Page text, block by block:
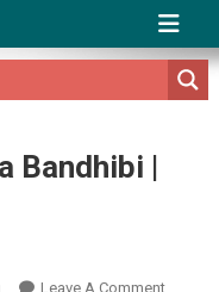
Bandhibi |
Leave A CommentOn